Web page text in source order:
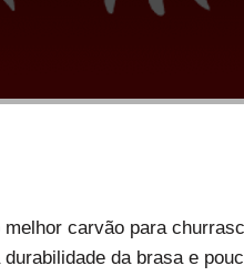
carvão para
da brasa e